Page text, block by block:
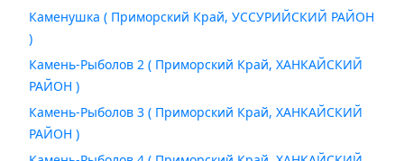
Каменушка ( Приморский Край, УССУРИЙСКИЙ РАЙОН
)
Камень-Рыболов 2 ( Приморский Край, ХАНКАЙСКИЙ
РАЙОН )
Камень-Рыболов 3 ( Приморский Край, ХАНКАЙСКИЙ
РАЙОН )